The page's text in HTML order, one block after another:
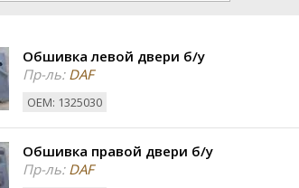
Обшивка левой двери б/у
Пр-ль:DAF
ОЕМ: 1325030
Обшивка правой двери б/у
Пр-ль:DAF